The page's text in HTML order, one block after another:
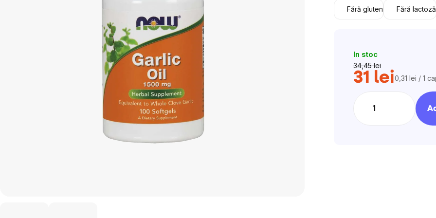
Fără gluten Fără lactoză
In stoc
34,45 lei
31 leiEvaluare
0,31 lei / 1